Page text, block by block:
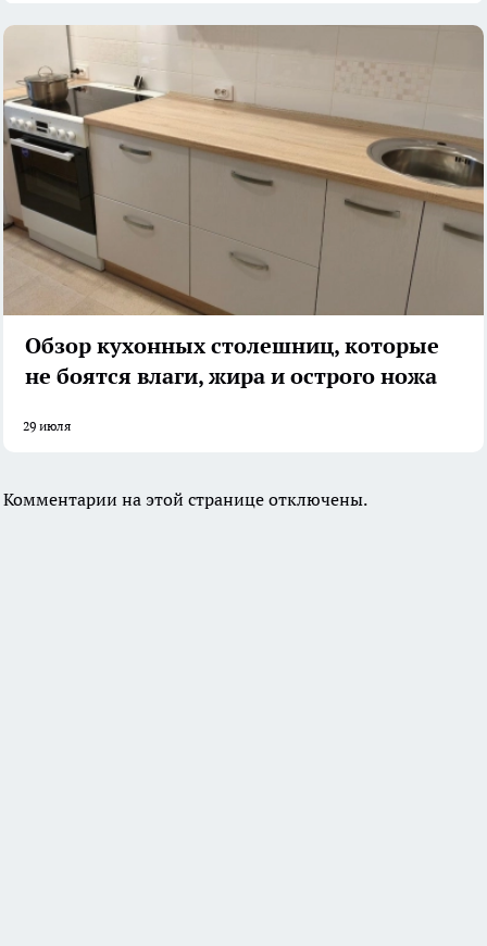
Обзор кухонных столешниц, которые
не боятся влаги, жира и острого ножа
29 июля
Комментарии на этой странице отключены.